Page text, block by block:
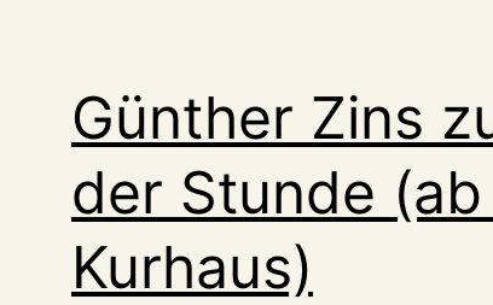
Günther Zins
der Stunde
Kurhaus)